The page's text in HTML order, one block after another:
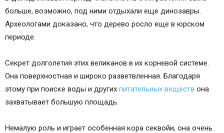
больше, возможно, под ними отдыхали еще динозавры.
Археологами доказано, что дерево росло еще в юрском
периоде.
Секрет долголетия этих великанов в их корневой системе.
Она поверхностная и широко разветвленная. Благодаря
этому при поиске воды и других питательных веществ она
захватывает большую площадь.
Немалую роль и играет особенная кора секвойи, она очень